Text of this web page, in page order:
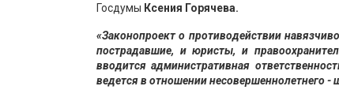
Госдумы Ксения Горячева.
«Законопроект о противодействии
пострадавшие, и юристы, и
вводится административная
ведется в отношении несовершеннолетнего -